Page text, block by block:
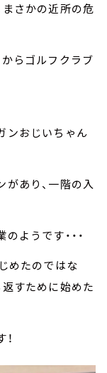
さかの近所の危
らゴルフクラブ
ンおじいちゃん
あり、一階の入
ようです・・・
めたのではな
すために始めた
！